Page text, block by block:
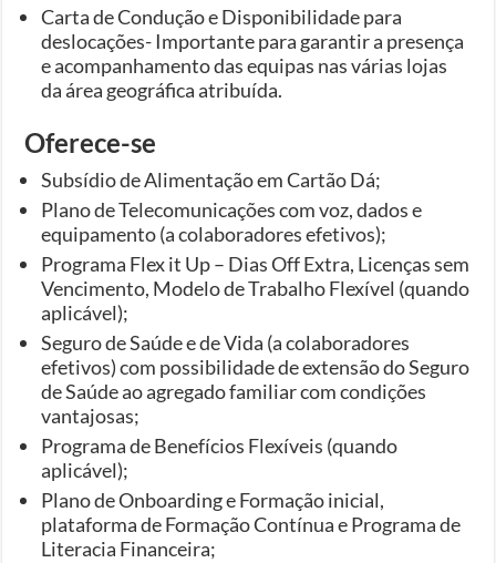
Carta de Condução e Disponibilidade para
deslocações- Importante para garantir a presença
e acompanhamento das equipas nas várias lojas
da área geográfica atribuída.
Oferece-se
Subsídio de Alimentação em Cartão Dá;
Plano de Telecomunicações com voz, dados e
equipamento (a colaboradores efetivos);
Programa Flex it Up – Dias Off Extra, Licenças sem
Vencimento, Modelo de Trabalho Flexível (quando
aplicável);
Seguro de Saúde e de Vida (a colaboradores
efetivos) com possibilidade de extensão do Seguro
de Saúde ao agregado familiar com condições
vantajosas;
Programa de Benefícios Flexíveis (quando
aplicável);
Plano de Onboarding e Formação inicial,
plataforma de Formação Contínua e Programa de
Literacia Financeira;